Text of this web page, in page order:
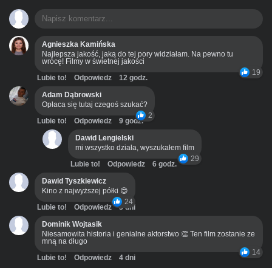
Agnieszka Kamińska
Najlepsza jakość, jaką do tej pory widziałam. Na pewno tu
wrócę! Filmy w świetnej jakości
19
Lubie to! Odpowiedz
12 godz.
Adam Dąbrowski
Opłaca się tutaj czegoś szukać?
2
Lubie to! Odpowiedz
9 godz.
Dawid Lengielski
mi wszystko działa, wyszukałem film
29
Lubie to! Odpowiedz
6 godz.
Dawid Tyszkiewicz
Kino z najwyższej półki 😍
24
Lubie to! Odpowiedz
3 dni
Dominik Wojtasik
Niesamowita historia i genialne aktorstwo 👏 Ten film zostanie ze
mną na długo
14
Lubie to! Odpowiedz 4 dni